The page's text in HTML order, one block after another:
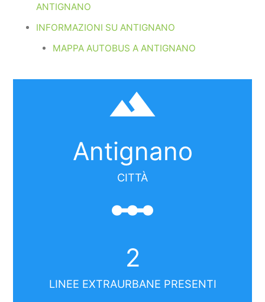
ANTIGNANO
INFORMAZIONI SU ANTIGNANO
MAPPA AUTOBUS A ANTIGNANO
filter_hdr
Antignano
CITTÀ
linear_scale
2
LINEE EXTRAURBANE PRESENTI